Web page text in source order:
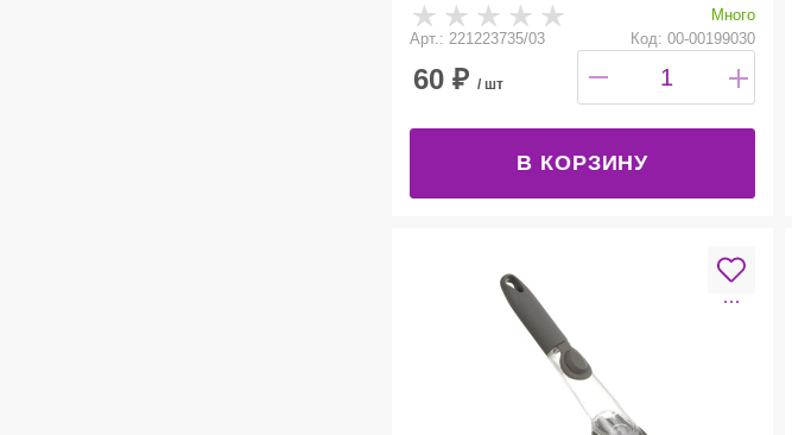
Много
Арт.: 221223735/03
Код: 00-00199030
60 ₽ / шт
В КОРЗИНУ